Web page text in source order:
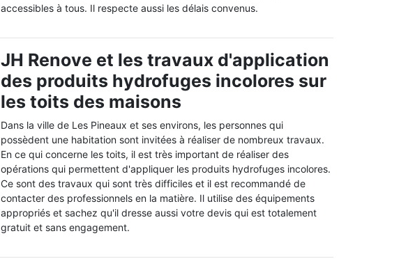
accessibles à tous. Il respecte aussi les délais convenus.
JH Renove et les travaux d'application
des produits hydrofuges incolores sur
les toits des maisons
Dans la ville de Les Pineaux et ses environs, les personnes qui
possèdent une habitation sont invitées à réaliser de nombreux travaux.
En ce qui concerne les toits, il est très important de réaliser des
opérations qui permettent d'appliquer les produits hydrofuges incolores.
Ce sont des travaux qui sont très difficiles et il est recommandé de
contacter des professionnels en la matière. Il utilise des équipements
appropriés et sachez qu'il dresse aussi votre devis qui est totalement
gratuit et sans engagement.